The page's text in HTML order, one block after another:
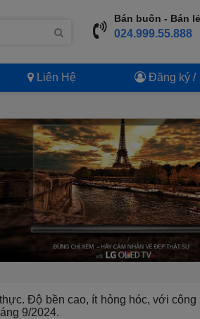
Bán buôn - Bán lẻ
024.999.55.888
Liên Hệ Đăng ký /
Độ bền cao, ít hỏng hóc, với công
9/2024.